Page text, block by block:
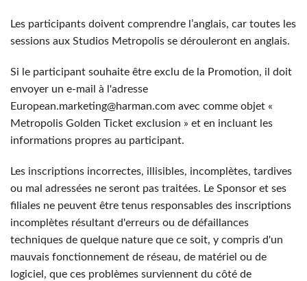
Les participants doivent comprendre l’anglais, car toutes les
sessions aux Studios Metropolis se dérouleront en anglais.
Si le participant souhaite être exclu de la Promotion, il doit
envoyer un e-mail à l'adresse
European.marketing@harman.com avec comme objet «
Metropolis Golden Ticket exclusion » et en incluant les
informations propres au participant.
Les inscriptions incorrectes, illisibles, incomplètes, tardives
ou mal adressées ne seront pas traitées. Le Sponsor et ses
filiales ne peuvent être tenus responsables des inscriptions
incomplètes résultant d'erreurs ou de défaillances
techniques de quelque nature que ce soit, y compris d'un
mauvais fonctionnement de réseau, de matériel ou de
logiciel, que ces problèmes surviennent du côté de